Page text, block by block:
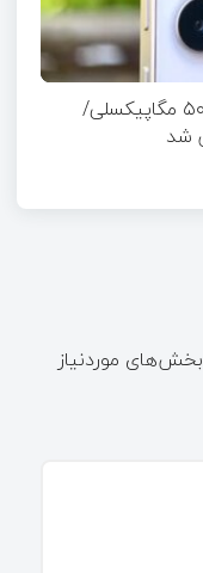
از پشتیبانی شارژ ۴۵ وات تا سنسور ۵۰ مگاپیکسلی/
بخش‌های موردنیاز